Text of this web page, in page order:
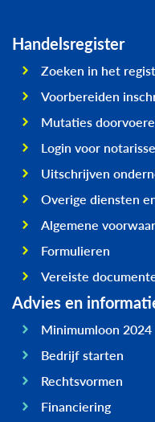
Handelsregister
Zoeken in het
Voorbereiden
Mutaties
Login voor
Uitschrijven
Overige diensten
Algemene
Formulieren
Vereiste
Advies en
Minimumloon 2024
Bedrijf starten
Rechtsvormen
Financiering